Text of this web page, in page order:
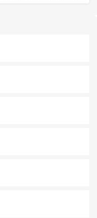
を楽しめる外せないスポット